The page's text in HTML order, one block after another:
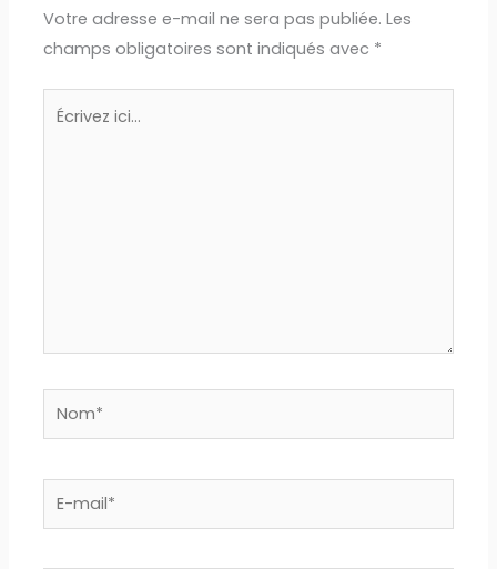
Votre adresse e-mail ne sera pas publiée. Les
champs obligatoires sont indiqués avec *
Nom*